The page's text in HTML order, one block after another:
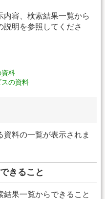
内容、検索結果一覧から
説明を参照してくださ
資料
の資料
料の一覧が表示されま
きること
果一覧からできること